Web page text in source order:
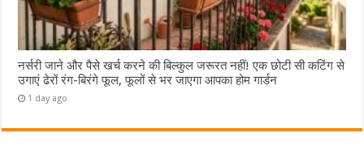
नर्सरी जाने और पैसे खर्च करने की बिल्कुल जरूरत नहीं! एक छोटी सी कटिंग से
उगाएं ढेरों रंग-बिरंगे फूल, फूलों से भर जाएगा आपका होम गार्डन
1 day ago